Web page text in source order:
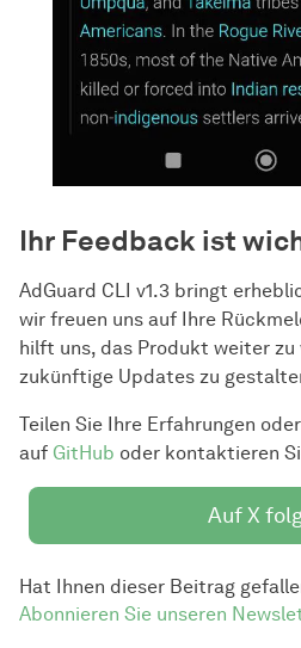
Ihr Feedback ist
AdGuard CLI v1.3 bringt
wir freuen uns auf Ihre
hilft uns, das Produkt weiter zu
zukünftige Updates zu
Teilen Sie Ihre Erfahrungen
auf GitHub oder kontaktieren
Auf X
Hat Ihnen dieser Beitrag
Abonnieren Sie unseren